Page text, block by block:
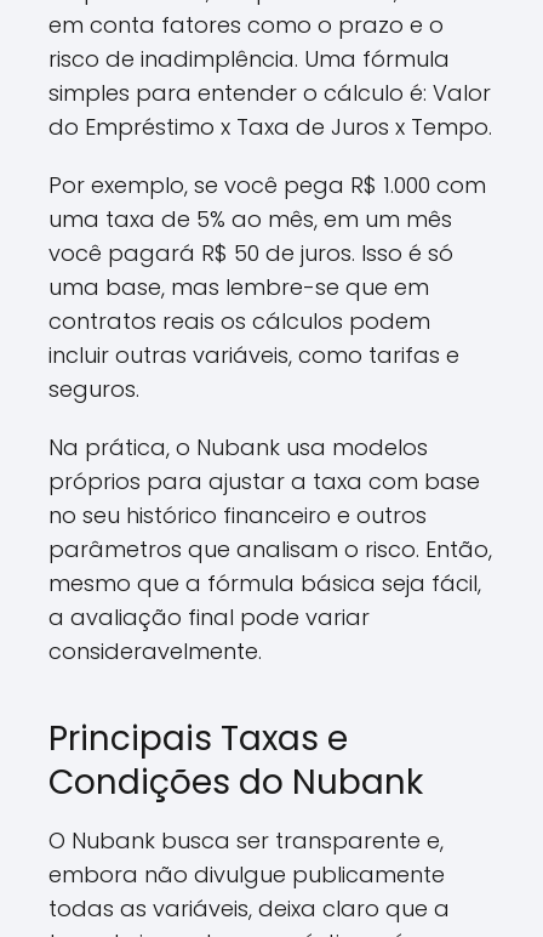
em conta fatores como o prazo e o
risco de inadimplência. Uma fórmula
simples para entender o cálculo é: Valor
do Empréstimo x Taxa de Juros x Tempo.
Por exemplo, se você pega R$ 1.000 com
uma taxa de 5% ao mês, em um mês
você pagará R$ 50 de juros. Isso é só
uma base, mas lembre-se que em
contratos reais os cálculos podem
incluir outras variáveis, como tarifas e
seguros.
Na prática, o Nubank usa modelos
próprios para ajustar a taxa com base
no seu histórico financeiro e outros
parâmetros que analisam o risco. Então,
mesmo que a fórmula básica seja fácil,
a avaliação final pode variar
consideravelmente.
Principais Taxas e
Condições do Nubank
O Nubank busca ser transparente e,
embora não divulgue publicamente
todas as variáveis, deixa claro que a